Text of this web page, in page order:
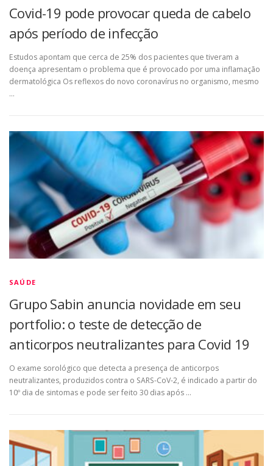
Covid-19 pode provocar queda de cabelo
após período de infecção
Estudos apontam que cerca de 25% dos pacientes que tiveram a
doença apresentam o problema que é provocado por uma inflamação
dermatológica Os reflexos do novo coronavírus no organismo, mesmo
…
SAÚDE
Grupo Sabin anuncia novidade em seu
portfolio: o teste de detecção de
anticorpos neutralizantes para Covid 19
O exame sorológico que detecta a presença de anticorpos
neutralizantes, produzidos contra o SARS-CoV-2, é indicado a partir do
10º dia de sintomas e pode ser feito 30 dias após …